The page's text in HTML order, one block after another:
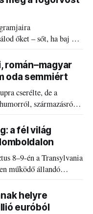
őket – sőt, ha baj van
román–magyar
oda semmiért
cserélte, de a
származásról
a fél világ
8–9-én a Transylvania
működő állandó
helyre
euróból